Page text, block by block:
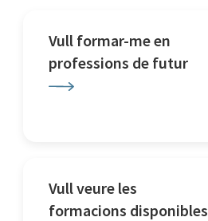
Vull formar-me en
professions de futur
Vull veure les
formacions disponibles